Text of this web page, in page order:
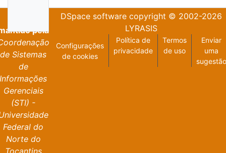
culturais de sociedades do passado e
os representam no presente. Através da
História Oral buscamos nas
experiências dos adeptos da prática o
diálogo com dinâmicas de práticas
culturais do passado e do presente pela
pela
de Sistemas
de
Informações
Gerenciais
(STI) -
Federal do
Norte do
Tocantins
DSpace softwarecopyright © 2002-2026
LYRASIS
Configurações
de cookies
Política de
privacidade
Termos
de uso
Enviar
uma
sugestão